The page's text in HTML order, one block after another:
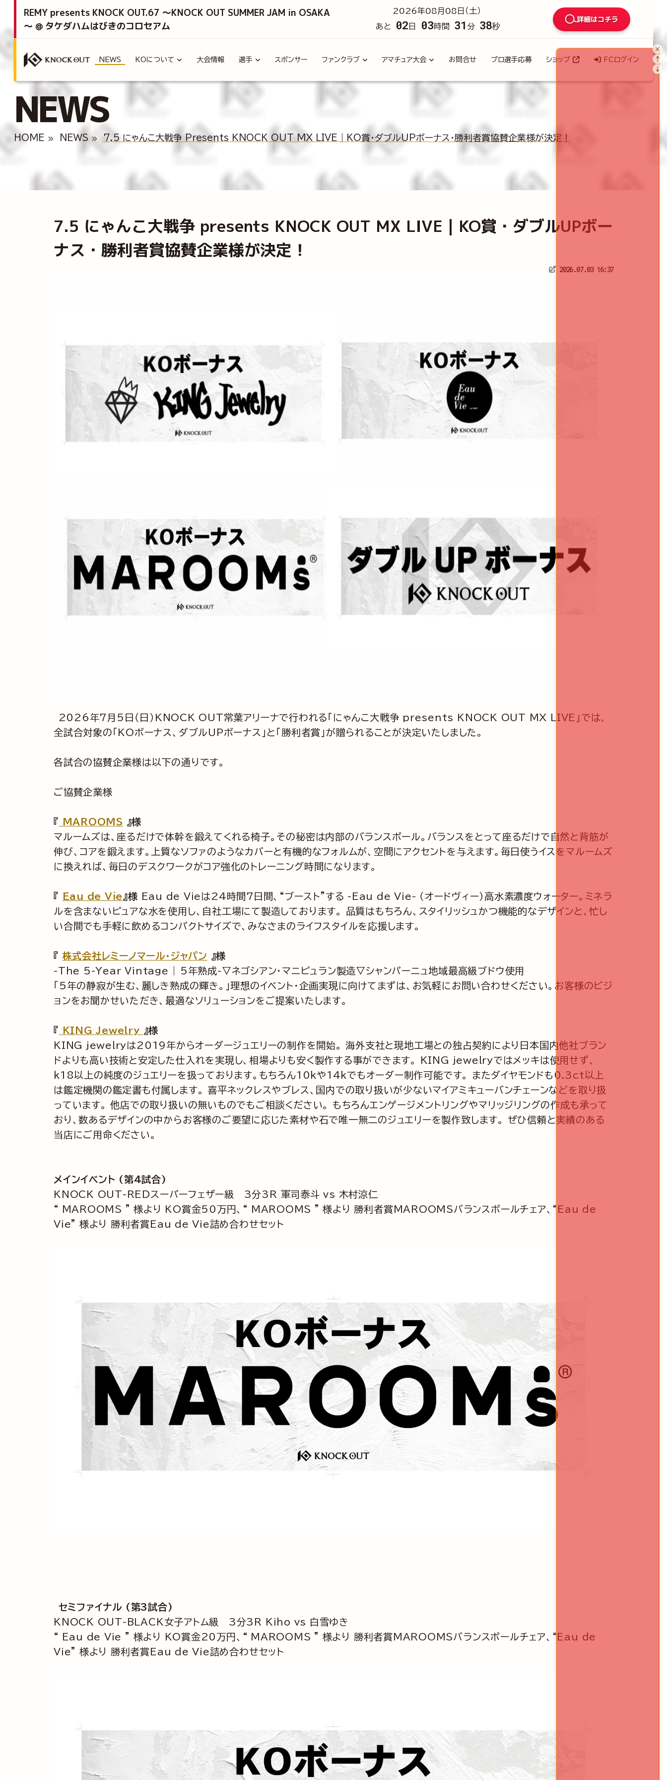
REMY presents KNOCK OUT.67 ～KNOCK OUT SUMMER JAM in OSAKA
～ @ タケダハムはびきのコロセアム
2026年08月08日（土）
あと
02 日 03時間 31 分 37秒
詳細はコチラ
NEWS KOについて 大会情報 選手 スポンサー ファンクラブ アマチュア大会 お問合せ プロ選手応募 ショップ FCログイン
NEWS
HOME NEWS 7.5 にゃんこ大戦争 Presents KNOCK OUT MX LIVE｜KO賞・ダブルUPボーナス・勝利者賞協賛企業様が決定！
7.5 にゃんこ大戦争 presents KNOCK OUT MX LIVE｜KO賞・ダブルUPボー
ナス・勝利者賞協賛企業様が決定！
2026.07.03 16:37
2026年7月5日（日）KNOCK OUT常葉アリーナで行われる「にゃんこ大戦争 presents KNOCK OUT MX LIVE」では、
全試合対象の「KOボーナス、ダブルUPボーナス」と「勝利者賞」が贈られることが決定いたしました。
各試合の協賛企業様は以下の通りです。
ご協賛企業様
『 MAROOMS
』様
マルームズは、座るだけで体幹を鍛えてくれる椅子。その秘密は内部のバランスボール。バランスをとって座るだけで自然と背筋が
伸び、コアを鍛えます。上質なソファのようなカバーと有機的なフォルムが、空間にアクセントを与えます。毎日使うイスをマルームズ
に換えれば、毎日のデスクワークがコア強化のトレーニング時間になります。
『 Eau de Vie 』様 Eau de Vieは24時間7日間、“ブースト”する -Eau de Vie- （オードヴィー）高水素濃度ウォーター。ミネラ
ルを含まないピュアな水を使用し、自社工場にて製造しております。 品質はもちろん、スタイリッシュかつ機能的なデザインと、忙し
い合間でも手軽に飲めるコンパクトサイズで、みなさまのライフスタイルを応援します。
『株式会社レミーノマール・ジャパン 』様
-The 5-Year Vintage | 5年熟成-▽ネゴシアン・マニピュラン製造▽シャンパーニュ地域最高級ブドウ使用
「5年の静寂が生む、麗しき熟成の輝き。」理想のイベント・企画実現に向けてまずは、お気軽にお問い合わせください。お客様のビジ
ョンをお聞かせいただき、最適なソリューションをご提案いたします。
『 KING Jewelry
』様
KING jewelryは2019年からオーダージュエリーの制作を開始。 海外支社と現地工場との独占契約により日本国内他社ブラン
ドよりも高い技術と安定した仕入れを実現し、相場よりも安く製作する事ができます。 KING jewelryではメッキは使用せず、
k18以上の純度のジュエリーを扱っております。もちろん10kや14kでもオーダー制作可能です。 またダイヤモンドも0.3ct以上
は鑑定機関の鑑定書も付属します。 喜平ネックレスやブレス、国内での取り扱いが少ないマイアミキューバンチェーンなどを取り扱
っています。 他店での取り扱いの無いものでもご相談ください。 もちろんエンゲージメントリングやマリッジリングの作成も承って
おり、数あるデザインの中からお客様のご要望に応じた素材や石で唯一無二のジュエリーを製作致します。 ぜひ信頼と実績のある
当店にご用命ください。
メインイベント (第4試合)
KNOCK OUT-REDスーパーフェザー級 3分3R 軍司泰斗 vs 木村涼仁
“ MAROOMS ” 様より KO賞金50万円、“ MAROOMS ” 様より 勝利者賞MAROOMSバランスボールチェア、“Eau de
Vie” 様より 勝利者賞Eau de Vie詰め合わせセット
セミファイナル (第3試合)
KNOCK OUT-BLACK女子アトム級 3分3R Kiho vs 白雪ゆき
“ Eau de Vie ” 様より KO賞金20万円、“ MAROOMS ” 様より 勝利者賞MAROOMSバランスボールチェア、“Eau de
Vie” 様より 勝利者賞Eau de Vie詰め合わせセット
×
↑
↓